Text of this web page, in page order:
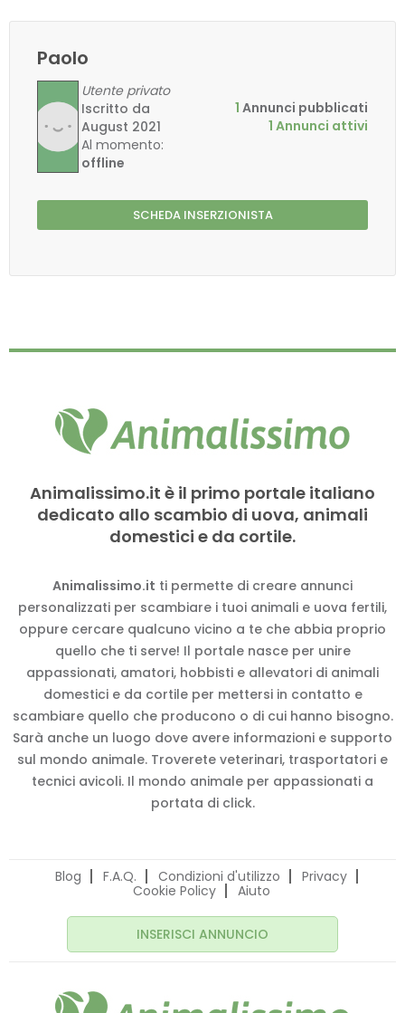
Paolo
Utente privato
Iscritto da
August 2021
Al momento:
offline
1 Annunci pubblicati
1 Annunci attivi
SCHEDA INSERZIONISTA
Animalissimo.it è il primo portale italiano
dedicato allo scambio di uova, animali
domestici e da cortile.
Animalissimo.it ti permette di creare annunci
personalizzati per scambiare i tuoi animali e uova fertili,
oppure cercare qualcuno vicino a te che abbia proprio
quello che ti serve! Il portale nasce per unire
appassionati, amatori, hobbisti e allevatori di animali
domestici e da cortile per mettersi in contatto e
scambiare quello che producono o di cui hanno bisogno.
Sarà anche un luogo dove avere informazioni e supporto
sul mondo animale. Troverete veterinari, trasportatori e
tecnici avicoli. Il mondo animale per appassionati a
portata di click.
Blog F.A.Q. Condizioni d'utilizzo
Privacy
Cookie Policy
Aiuto
INSERISCI ANNUNCIO